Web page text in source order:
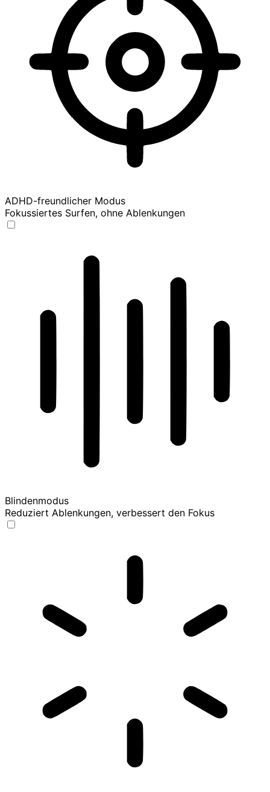
ADHD-freundlicher Modus
Fokussiertes Surfen, ohne Ablenkungen
Blindenmodus
Reduziert Ablenkungen, verbessert den Fokus